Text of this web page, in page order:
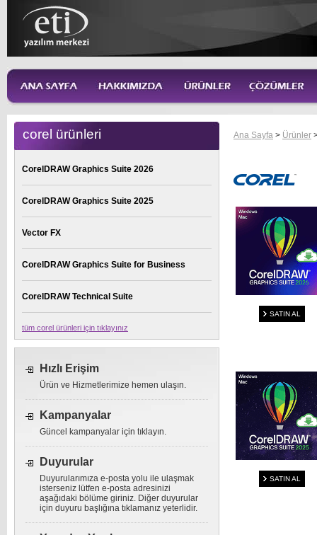
Ana Sayfa > Ürünler
SATIN AL
SATIN AL
corel ürünleri
CorelDRAW Graphics Suite 2026
CorelDRAW Graphics Suite 2025
Vector FX
CorelDRAW Graphics Suite for Business
CorelDRAW Technical Suite
tüm corel ürünleri için tıklayınız
Hızlı Erişim
Ürün ve Hizmetlerimize hemen ulaşın.
Kampanyalar
Güncel kampanyalar için tıklayın.
Duyurular
Duyurularımıza e-posta yolu ile ulaşmak
isterseniz lütfen e-posta adresinizi
aşağıdaki bölüme giriniz. Diğer duyurular
için duyuru başlığına tıklamanız yeterlidir.